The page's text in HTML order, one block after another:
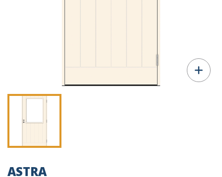
ASTRA